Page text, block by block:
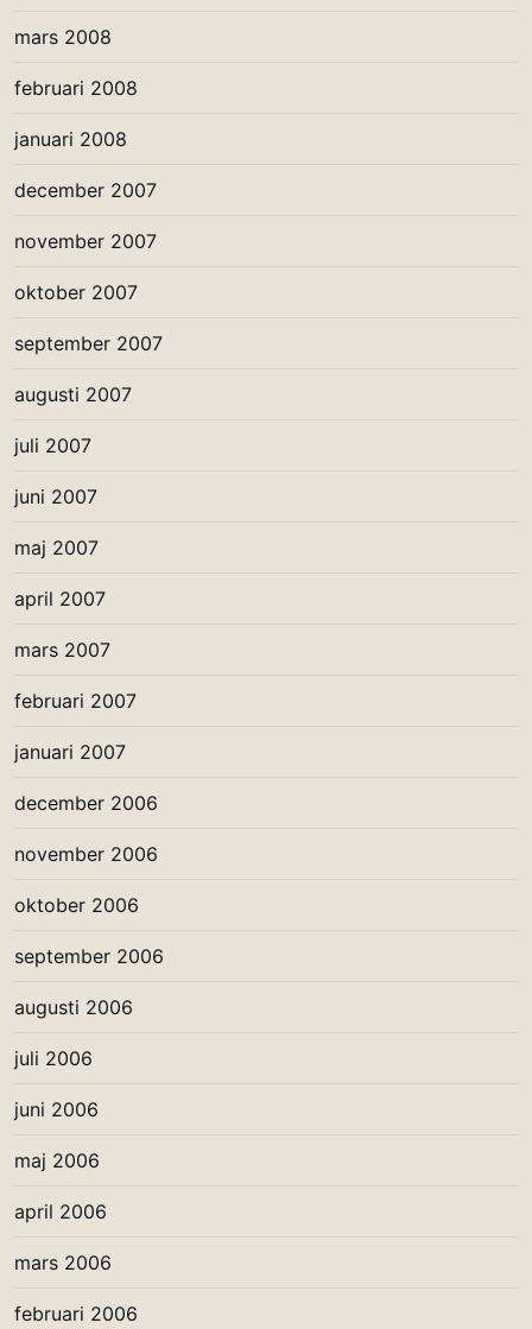
mars 2008
februari 2008
januari 2008
december 2007
november 2007
oktober 2007
september 2007
augusti 2007
juli 2007
juni 2007
maj 2007
april 2007
mars 2007
februari 2007
januari 2007
december 2006
november 2006
oktober 2006
september 2006
augusti 2006
juli 2006
juni 2006
maj 2006
april 2006
mars 2006
februari 2006